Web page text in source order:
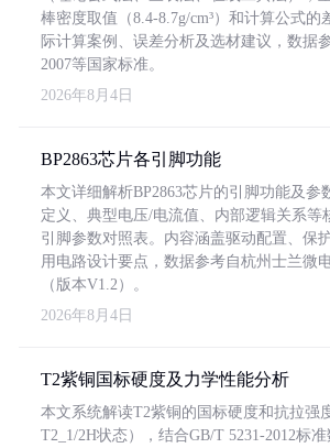
棒密度取值（8.4-8.7g/cm³）和计算公式的
际计算案例、误差分析及选材建议，数据
2007等国家标准。
2026年8月4日
BP2863芯片各引脚功能
本文详细解析BP2863芯片的引脚功能及参
定义、典型电压/电流值、内部逻辑关系等
引脚参数对照表。内容涵盖驱动配置、保
用电路设计要点，数据参考自杭州士兰微
（版本V1.2）。
2026年8月4日
T2紫铜国标硬度及力学性能分析
本文系统解读T2紫铜的国标硬度和抗拉强
T2_1/2H状态），结合GB/T 5231-2012标